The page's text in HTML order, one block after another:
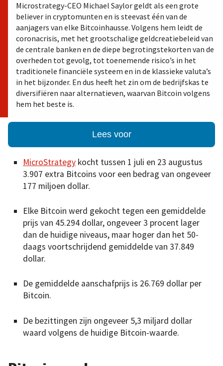
Microstrategy-CEO Michael Saylor geldt als een grote
believer in cryptomunten en is steevast één van de
aanjagers van elke Bitcoinhausse. Volgens hem leidt de
coronacrisis, met het grootschalige geldcreatiebeleid van
de centrale banken en de diepe begrotingstekorten van de
overheden tot gevolg, tot toenemende risico’s in het
traditionele financiële systeem en in de klassieke valuta’s
in het bijzonder. En dus heeft het zin om de bedrijfskas te
diversifiëren naar alternatieven, waarvan Bitcoin volgens
hem het beste is.
Lees voor
MicroStrategy kocht tussen 1 juli en 23 augustus
3.907 extra Bitcoins voor een bedrag van ongeveer
177 miljoen dollar.
Elke Bitcoin werd gekocht tegen een gemiddelde
prijs van 45.294 dollar, ongeveer 3 procent lager
dan de huidige niveaus, maar hoger dan het 50-
daags voortschrijdend gemiddelde van 37.849
dollar.
De gemiddelde aanschafprijs is 26.769 dollar per
Bitcoin.
De bezittingen zijn ongeveer 5,3 miljard dollar
waard volgens de huidige Bitcoin-waarde.